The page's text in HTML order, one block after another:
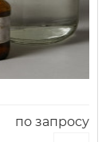
по запросу